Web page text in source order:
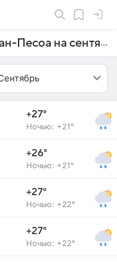
Прогноз погоды в Жуан-Песоа на сентябрь 2022 года
+27°
Ночью: +21°
+26°
Ночью: +21°
+27°
Ночью: +22°
+27°
Ночью: +22°